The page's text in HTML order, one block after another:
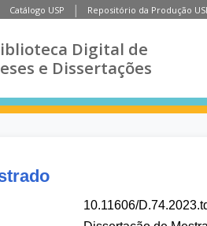
Catálogo USP Repositório da Produção
Digital de
e Dissertações
10.11606/